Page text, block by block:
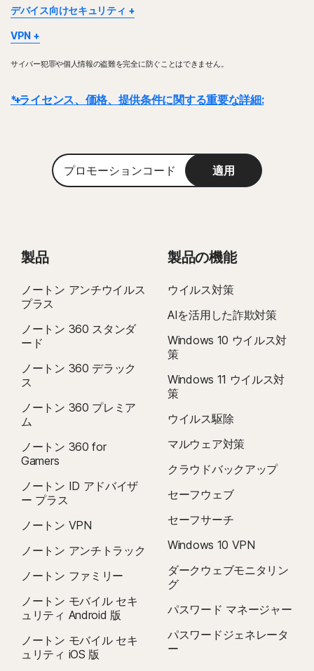
デバイス向けセキュリティ
デバイスやプラットフォームによっては一部の機能が利用できない
ノートン ファミリー (保護者機能)、ノートン クラウドバックアッ
Windowsのサポートには、x86／IntelおよびAMD Snapdragon／
Windows™ オペレーティングシステム
Microsoft Windows 11 に対応
Microsoft Windows 7 (すべてのエディション、SHA2 対
Mac® オペレーティングシステム
利用できない機能: ノートン クラウドバックアップ、ノート
ン ファミリー（保護者機能）、ノートン セーフカム。
Android™ オペレーティングシステム
Android 10.0以降。Google Playアプリがインストールされ
ている必要があります。マルチユーザーモードはサポート
ている必要があります。
iOS オペレーティングシステム
最新および 2 バージョン前までの Apple® iOS を搭載した
iPhone または iPad。
VPN
ノートン VPNは、Windows™パソコン、Mac®、iOSデバイス、
およびElite）／ARMチップ搭載デバイスが含まれます。ノートン
Windows™オペレーティングシステム
Microsoft Windows 11/10 （SモードのWindows 11/10を
macOS X 10.13.x以降。
Android™オペレーティングシステム
Android 10.0以降。Google Playアプリがインストールされ
Android TV OS 10.0以降を搭載したGoogle TV
iOS オペレーティングシステム
最新および2バージョン前までのApple® iOSを搭載した
最新および2バージョン前までのApple® tvOSを搭載した
Apple TV
Fire OSオペレーティングシステム
Fire OS 8以降を搭載したAmazon Fire TVデバイス。
ブラウザ拡張機能
Windows用Microsoft Edge
Mozilla Firefox
サイバー犯罪や個人情報の盗難を完全に防ぐことはできません。
* ライセンス、価格、提供条件に関する重要な詳細:
れます。
体験版の場合、登録時にお支払い方法を指定する必要がありま
す。お客様が前もってキャンセルしなかった場合、体験期間の終了時に請求
年ごとにまたは月ごとに請求されます。年ごとの請求の場合は、更新日の
れた電子メールが事前に送信されます。更新料金は、初回料金よりも高く
なる場合があります。また、変更される場合があります。ライセンスの更新
は、
こちらに記載されているように アカウント でキャンセルするか
こちらから当社までお問い合わせください。
キャンセルと返金: 月間ライセンスの場合は初回購入から 14 日以内、年間
ライセンスの場合は初回購入から 60 日以内であれば、ライセンス契約をキ
ャンセルして料金の全額を返金として受け取ることができます。詳しくは、
キャンセルおよび返金ポリシー
を参照してください。
してください
。
制限事項が適用されます。ウイルス駆除サービスを利用する場合は、デバイス
くはNorton.com/virus-protection-promise を参照してください。
S モードと、ARM プロセッサ上で稼働する Windows を除く)。
セーフカム機能を使用できるのは、Windows だけです (Windows S モードを
プ
ロ
モ
ド
適用
製品
ノートン アンチウイルス
プラス
ノートン 360 スタンダ
ード
ノートン 360 デラック
ス
ノートン 360 プレミア
ム
ノートン 360 for
Gamers
ノートン ID アドバイザ
ー プラス
ノートン VPN
ノートン アンチトラック
ノートン ファミリー
ノートン モバイル セキ
ュリティ Android 版
ノートン モバイル セキ
ュリティ iOS 版
製品の機能
ウイルス対策
AIを活用した詐欺対策
Windows 10 ウイルス対
策
Windows 11 ウイルス対
策
ウイルス駆除
マルウェア対策
クラウドバックアップ
セーフウェブ
セーフサーチ
Windows 10 VPN
ダークウェブモニタリン
グ
パスワード マネージャー
パスワードジェネレータ
ー